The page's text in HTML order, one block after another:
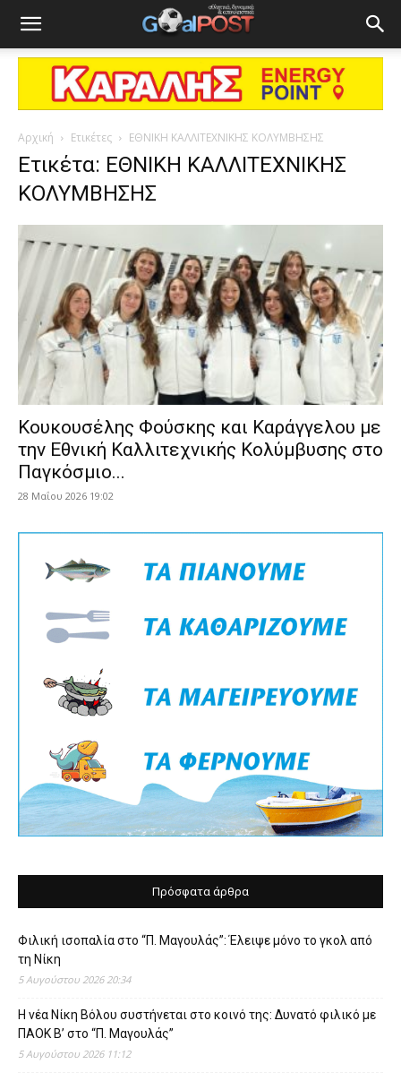
Αρχική Ετικέτες ΕΘΝΙΚΗ ΚΑΛΛΙΤΕΧΝΙΚΗΣ ΚΟΛΥΜΒΗΣΗΣ
Ετικέτα: ΕΘΝΙΚΗ ΚΑΛΛΙΤΕΧΝΙΚΗΣ
ΚΟΛΥΜΒΗΣΗΣ
Κουκουσέλης Φούσκης και Καράγγελου με
την Εθνική Καλλιτεχνικής Κολύμβυσης στο
Παγκόσμιο...
28 Μαΐου 2026 19:02
Πρόσφατα άρθρα
Φιλική ισοπαλία στο “Π. Μαγουλάς”: Έλειψε μόνο το γκολ από
τη Νίκη
5 Αυγούστου 2026 20:34
Η νέα Νίκη Βόλου συστήνεται στο κοινό της: Δυνατό φιλικό με
ΠΑΟΚ Β’ στο “Π. Μαγουλάς”
5 Αυγούστου 2026 11:12